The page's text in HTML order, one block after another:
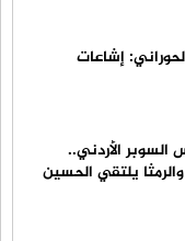
إشاعات
السوبر الأردني..
يلتقي الحسين